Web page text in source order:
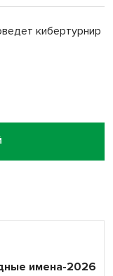
кибертурнир
имена-2026